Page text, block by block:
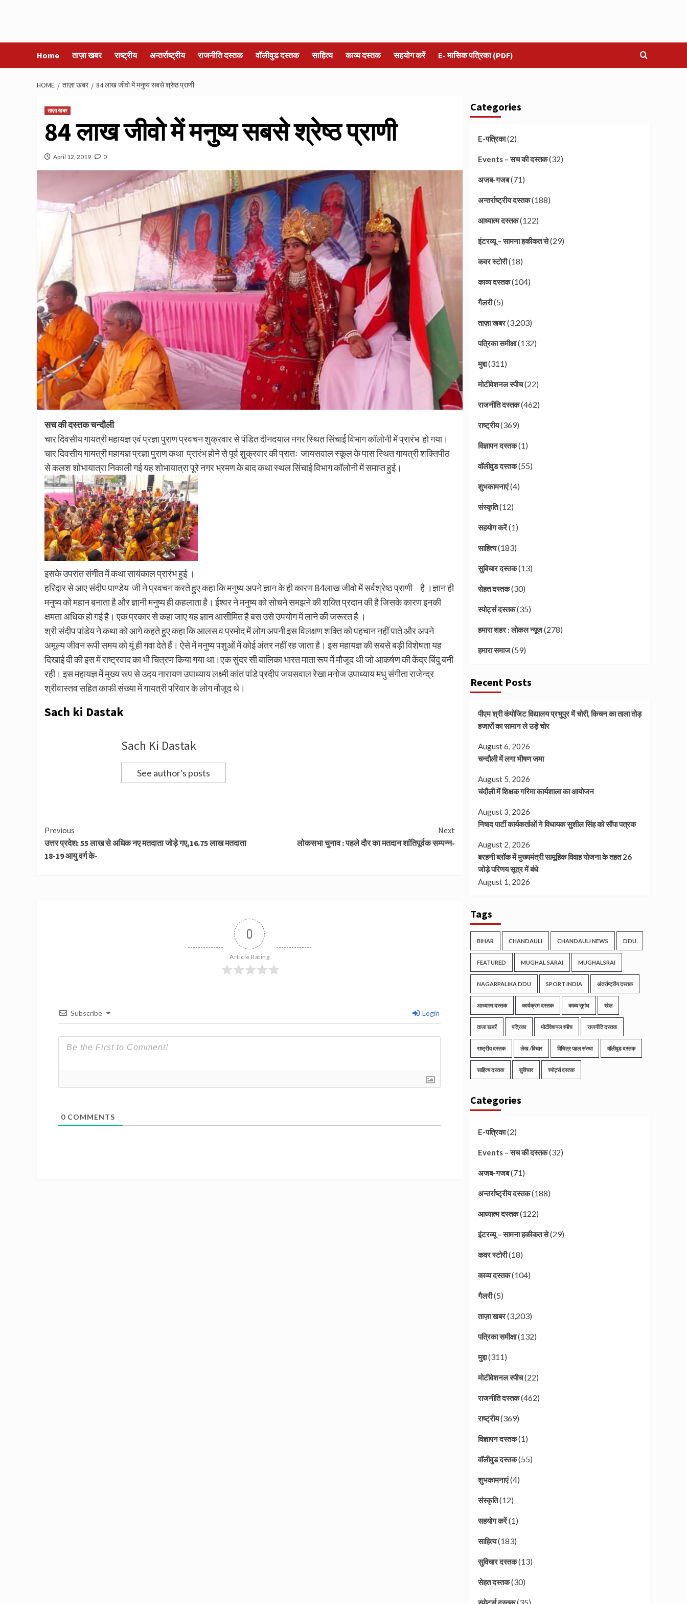
Home ताज़ा खबर राष्ट्रीय अन्तर्राष्ट्रीय राजनीति दस्तक वॉलीवुड दस्तक साहित्य काव्य दस्तक सहयोग करें E- मासिक पत्रिका (PDF)
HOME ताज़ा खबर 84 लाख जीवो में मनुष्य सबसे श्रेष्ठ प्राणी
ताज़ा खबर
84 लाख जीवो में मनुष्य सबसे श्रेष्ठ प्राणी
April 12, 2019 0
सच की दस्तक चन्दौली
चार दिवसीय गायत्री महायज्ञ एवं प्रज्ञा पुराण प्रवचन शुक्रवार से पंडित दीनदयाल नगर स्थित सिंचाई विभाग कॉलोनी में प्रारंभ हो गया।
चार दिवसीय गायत्री महायज्ञ प्रज्ञा पुराण कथा प्रारंभ होने से पूर्व शुक्रवार की प्रातः जायसवाल स्कूल के पास स्थित गायत्री शक्तिपीठ
से कलश शोभायात्रा निकाली गई यह शोभायात्रा पूरे नगर भ्रमण के बाद कथा स्थल सिंचाई विभाग कॉलोनी में समाप्त हुई।
इसके उपरांत संगीत में कथा सायंकाल प्रारंभ हुई ।
हरिद्वार से आए संदीप पाण्डेय जी ने प्रवचन करते हुए कहा कि मनुष्य अपने ज्ञान के ही कारण 84लाख जीवो में सर्वश्रेष्ठ प्राणी है ।ज्ञान ही
मनुष्य को महान बनाता है और ज्ञानी मनुष्य ही कहलाता है। ईश्वर ने मनुष्य को सोचने समझने की शक्ति प्रदान की है जिसके कारण इनकी
क्षमता अधिक हो गई है। एक प्रकार से कहा जाए यह ज्ञान आसीमित है बस उसे उपयोग में लाने की जरूरत है ।
श्री संदीप पांडेय ने कथा को आगे कहते हुए कहा कि आलस व प्रमोद में लोग अपनी इस विलक्षण शक्ति को पहचान नहीं पाते और अपने
अमूल्य जीवन रूपी समय को यूं ही गवा देते हैं। ऐसे में मनुष्य पशुओं में कोई अंतर नहीं रह जाता है। इस महायज्ञ की सबसे बड़ी विशेषता यह
दिखाई दी की इस में राष्ट्रवाद का भी चित्रण किया गया था।एक सुंदर सी बालिका भारत माता रूप में मौजूद थी जो आकर्षण की केंद्र बिंदु बनी
रही। इस महायज्ञ में मुख्य रूप से उदय नारायण उपाध्याय लक्ष्मी कांत पांडे प्रदीप जयसवाल रेखा मनोज उपाध्याय मधु संगीता राजेन्द्र
श्रीवास्तव सहित काफी संख्या में गायत्री परिवार के लोग मौजूद थे।
Sach ki Dastak
Sach Ki Dastak
See author's posts
Continue
Reading
Previous
उत्तर प्रदेश: 55 लाख से अधिक नए मतदाता जोड़े गए,16.75 लाख मतदाता
18-19 आयु वर्ग के-
Next
लोकसभा चुनाव : पहले दौर का मतदान शांतिपूर्वक सम्पन्न-
0
Article Rating
Subscribe Login
0 COMMENTS
Categories
E-पत्रिका(2)
Events – सच की दस्तक(32)
अजब-गजब(71)
अन्तर्राष्ट्रीय दस्तक(188)
आध्यात्म दस्तक(122)
इंटरव्यू – सामना हकीकत से(29)
कवर स्टोरी(18)
काव्य दस्तक(104)
गैलरी(5)
ताज़ा खबर(3,203)
पत्रिका समीक्षा(132)
मुद्दा(311)
मोटीवेशनल स्पीच(22)
राजनीति दस्तक(462)
राष्ट्रीय(369)
विज्ञापन दस्तक(1)
वॉलीवुड दस्तक(55)
शुभकामनाएं(4)
संस्कृति(12)
सहयोग करें(1)
साहित्य(183)
सुविचार दस्तक(13)
सेहत दस्तक(30)
स्पोर्ट्स दस्तक(35)
हमारा शहर : लोकल न्यूज(278)
हमारा समाज(59)
Recent Posts
पीएम श्री कंपोजिट विद्यालय प्रभुपुर में चोरी, किचन का ताला तोड़
हजारों का सामान ले उड़े चोर
August 6, 2026
चन्दौली में लगा भीषण जमा
August 5, 2026
चंदौली में शिक्षक गरिमा कार्यशाला का आयोजन
August 3, 2026
निषाद पार्टी कार्यकर्ताओं ने विधायक सुशील सिंह को सौंपा पत्रक
August 2, 2026
बरहनी ब्लॉक में मुख्यमंत्री सामूहिक विवाह योजना के तहत 26
जोड़े परिणय सूत्र में बंधे
August 1, 2026
Tags
BIHAR CHANDAULI CHANDAULI NEWS DDU
FEATURED MUGHAL SARAI MUGHALSRAI
NAGARPALIKA DDU SPORT INDIA अंतर्राष्ट्रीय दस्तक
आध्यात्म दस्तक कार्यक्रम दस्तक काव्य सुगंध खेल
ताजा खबरें पत्रिका मोटीवेशनल स्पीच राजनीति दस्तक
राष्ट्रीय दस्तक लेख /विचार विचित्र पहल संस्था वॉलीवुड दस्तक
साहित्य दस्तक सुविचार स्पोर्ट्स दस्तक
Categories
E-पत्रिका(2)
Events – सच की दस्तक(32)
अजब-गजब(71)
अन्तर्राष्ट्रीय दस्तक(188)
आध्यात्म दस्तक(122)
इंटरव्यू – सामना हकीकत से(29)
कवर स्टोरी(18)
काव्य दस्तक(104)
गैलरी(5)
ताज़ा खबर(3,203)
पत्रिका समीक्षा(132)
मुद्दा(311)
मोटीवेशनल स्पीच(22)
राजनीति दस्तक(462)
राष्ट्रीय(369)
विज्ञापन दस्तक(1)
वॉलीवुड दस्तक(55)
शुभकामनाएं(4)
संस्कृति(12)
सहयोग करें(1)
साहित्य(183)
सुविचार दस्तक(13)
सेहत दस्तक(30)